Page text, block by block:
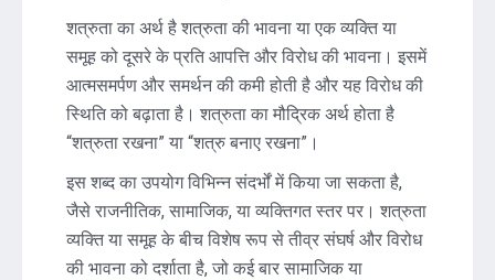
शत्रुता का अर्थ है शत्रुता की भावना या एक व्यक्ति या
समूह को दूसरे के प्रति आपत्ति और विरोध की भावना। इसमें
आत्मसमर्पण और समर्थन की कमी होती है और यह विरोध की
स्थिति को बढ़ाता है। शत्रुता का मौद्रिक अर्थ होता है
“शत्रुता रखना” या “शत्रु बनाए रखना”।
इस शब्द का उपयोग विभिन्न संदर्भों में किया जा सकता है,
जैसे राजनीतिक, सामाजिक, या व्यक्तिगत स्तर पर। शत्रुता
व्यक्ति या समूह के बीच विशेष रूप से तीव्र संघर्ष और विरोध
की भावना को दर्शाता है, जो कई बार सामाजिक या